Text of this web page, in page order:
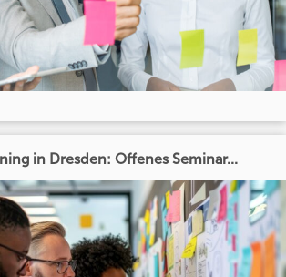
in Dresden: Offenes Seminar...